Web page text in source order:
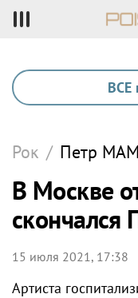
ВСЕ
Рок / Петр
В Москве
скончался
15 июля 2021, 17:38
Артиста